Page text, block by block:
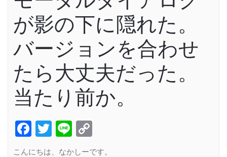
が影の下に隠れた。
バージョンを合わせ
たら大丈夫だった。
当たり前か。
Facebook
Twitter
Line
Link
こんにちは、なかしーです。